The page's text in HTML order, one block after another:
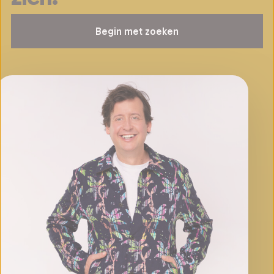
Begin met zoeken